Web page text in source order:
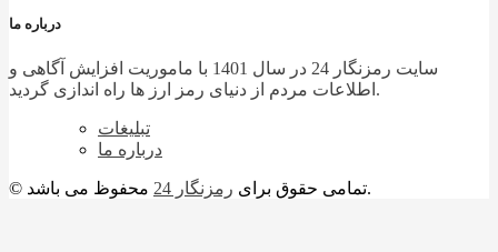
درباره ما
سایت رمزنگار 24 در سال 1401 با ماموریت افزایش آگاهی و
اطلاعات مردم از دنیای رمز ارز ها راه اندازی گردید.
تبلیغات
درباره ما
© تمامی حقوق برای رمزنگار 24 محفوظ می باشد.